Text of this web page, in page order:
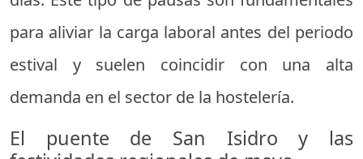
para aliviar la carga laboral antes del periodo
estival y suelen coincidir con una alta
demanda en el sector de la hostelería.
El puente de San Isidro y las